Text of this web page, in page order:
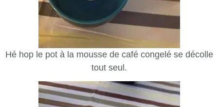
Hé hop le pot à la mousse de café congelé se décolle
tout seul.